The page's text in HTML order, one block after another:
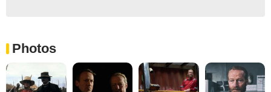
Photos